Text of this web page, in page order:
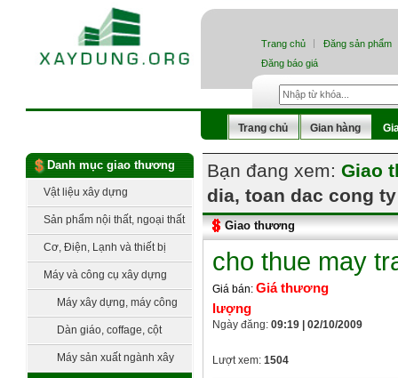
Trang chủ
Đăng sản phẩm
Đăng báo giá
Trang chủ Gian hàng
Danh mục giao thương
Vật liệu xây dựng
Sản phẩm nội thất, ngoại thất
Cơ, Điện, Lạnh và thiết bị
công nghệ
Máy và công cụ xây dựng
Máy xây dựng, máy công
Dàn giáo, coffage, cột
chống, ván khuôn
Máy sản xuất ngành xây
Bạn đang xem: Giao
dia, toan dac cong
Giao thương
cho thue may
Giá bán: Giá thương
lượng
Ngày đăng: 09:19 | 02/10/2009
Lượt xem: 1504